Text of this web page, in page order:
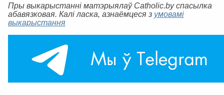
Пры выкарыстанні матэрыялаў Catholic.by спасылка
абавязковая. Калі ласка, азнаёмцеся з умовамі
выкарыстання